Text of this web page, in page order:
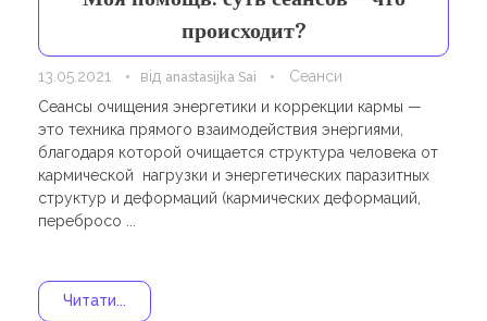
Навчання
Карти Духів
происходит?
13.05.2021 від anastasijka Sai
Сеанси
Сеансы очищения энергетики и коррекции кармы —
это техника прямого взаимодействия энергиями,
благодаря которой очищается структура человека от
кармической нагрузки и энергетических паразитных
структур и деформаций (кармических деформаций,
перебросо ...
Читати...